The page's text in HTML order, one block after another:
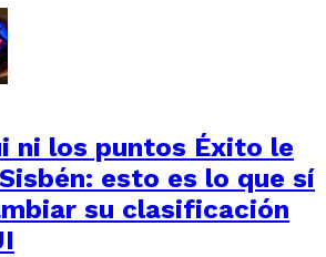
ni los puntos Éxito le
esto es lo que sí
su clasificación